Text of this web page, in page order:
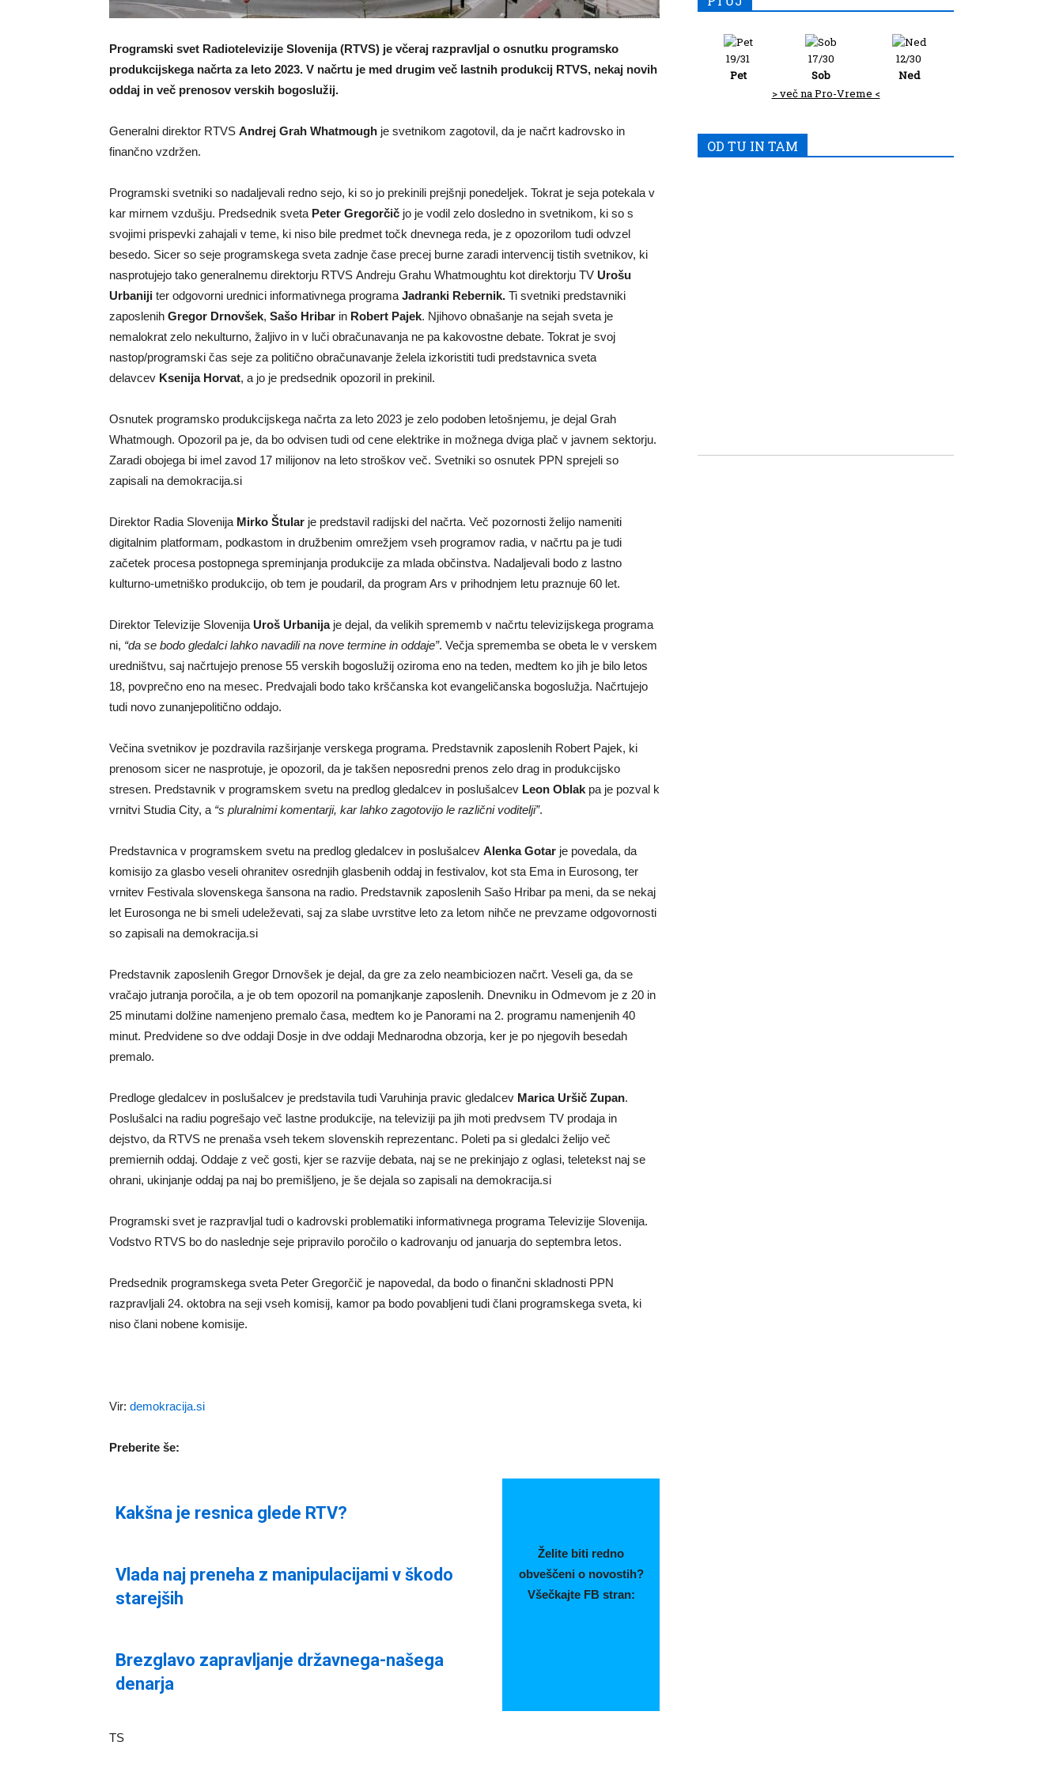
Programski svet Radiotelevizije Slovenija (RTVS) je včeraj razpravljal o osnutku programsko
produkcijskega načrta za leto 2023. V načrtu je med drugim več lastnih produkcij RTVS, nekaj novih
oddaj in več prenosov verskih bogoslužij.
Generalni direktor RTVS Andrej Grah Whatmough je svetnikom zagotovil, da je načrt kadrovsko in
finančno vzdržen.
Programski svetniki so nadaljevali redno sejo, ki so jo prekinili prejšnji ponedeljek. Tokrat je seja potekala v
kar mirnem vzdušju. Predsednik sveta Peter Gregorčič jo je vodil zelo dosledno in svetnikom, ki so s
svojimi prispevki zahajali v teme, ki niso bile predmet točk dnevnega reda, je z opozorilom tudi odvzel
besedo. Sicer so seje programskega sveta zadnje čase precej burne zaradi intervencij tistih svetnikov, ki
nasprotujejo tako generalnemu direktorju RTVS Andreju Grahu Whatmoughtu kot direktorju TV Urošu
Urbaniji ter odgovorni urednici informativnega programa Jadranki Rebernik. Ti svetniki predstavniki
zaposlenih Gregor Drnovšek, Sašo Hribar in Robert Pajek. Njihovo obnašanje na sejah sveta je
nemalokrat zelo nekulturno, žaljivo in v luči obračunavanja ne pa kakovostne debate. Tokrat je svoj
nastop/programski čas seje za politično obračunavanje želela izkoristiti tudi predstavnica sveta
delavcev Ksenija Horvat, a jo je predsednik opozoril in prekinil.
Osnutek programsko produkcijskega načrta za leto 2023 je zelo podoben letošnjemu, je dejal Grah
Whatmough. Opozoril pa je, da bo odvisen tudi od cene elektrike in možnega dviga plač v javnem sektorju.
Zaradi obojega bi imel zavod 17 milijonov na leto stroškov več. Svetniki so osnutek PPN sprejeli so
zapisali na demokracija.si
Direktor Radia Slovenija Mirko Štular je predstavil radijski del načrta. Več pozornosti želijo nameniti
digitalnim platformam, podkastom in družbenim omrežjem vseh programov radia, v načrtu pa je tudi
začetek procesa postopnega spreminjanja produkcije za mlada občinstva. Nadaljevali bodo z lastno
kulturno-umetniško produkcijo, ob tem je poudaril, da program Ars v prihodnjem letu praznuje 60 let.
Direktor Televizije Slovenija Uroš Urbanija je dejal, da velikih sprememb v načrtu televizijskega programa
ni, “da se bodo gledalci lahko navadili na nove termine in oddaje”. Večja sprememba se obeta le v verskem
uredništvu, saj načrtujejo prenose 55 verskih bogoslužij oziroma eno na teden, medtem ko jih je bilo letos
18, povprečno eno na mesec. Predvajali bodo tako krščanska kot evangeličanska bogoslužja. Načrtujejo
tudi novo zunanjepolitično oddajo.
Večina svetnikov je pozdravila razširjanje verskega programa. Predstavnik zaposlenih Robert Pajek, ki
prenosom sicer ne nasprotuje, je opozoril, da je takšen neposredni prenos zelo drag in produkcijsko
stresen. Predstavnik v programskem svetu na predlog gledalcev in poslušalcev Leon Oblak pa je pozval k
vrnitvi Studia City, a “s pluralnimi komentarji, kar lahko zagotovijo le različni voditelji”.
Predstavnica v programskem svetu na predlog gledalcev in poslušalcev Alenka Gotar je povedala, da
komisijo za glasbo veseli ohranitev osrednjih glasbenih oddaj in festivalov, kot sta Ema in Eurosong, ter
vrnitev Festivala slovenskega šansona na radio. Predstavnik zaposlenih Sašo Hribar pa meni, da se nekaj
let Eurosonga ne bi smeli udeleževati, saj za slabe uvrstitve leto za letom nihče ne prevzame odgovornosti
so zapisali na demokracija.si
Predstavnik zaposlenih Gregor Drnovšek je dejal, da gre za zelo neambiciozen načrt. Veseli ga, da se
vračajo jutranja poročila, a je ob tem opozoril na pomanjkanje zaposlenih. Dnevniku in Odmevom je z 20 in
25 minutami dolžine namenjeno premalo časa, medtem ko je Panorami na 2. programu namenjenih 40
minut. Predvidene so dve oddaji Dosje in dve oddaji Mednarodna obzorja, ker je po njegovih besedah
premalo.
Predloge gledalcev in poslušalcev je predstavila tudi Varuhinja pravic gledalcev Marica Uršič Zupan.
Poslušalci na radiu pogrešajo več lastne produkcije, na televiziji pa jih moti predvsem TV prodaja in
dejstvo, da RTVS ne prenaša vseh tekem slovenskih reprezentanc. Poleti pa si gledalci želijo več
premiernih oddaj. Oddaje z več gosti, kjer se razvije debata, naj se ne prekinjajo z oglasi, teletekst naj se
ohrani, ukinjanje oddaj pa naj bo premišljeno, je še dejala so zapisali na demokracija.si
Programski svet je razpravljal tudi o kadrovski problematiki informativnega programa Televizije Slovenija.
Vodstvo RTVS bo do naslednje seje pripravilo poročilo o kadrovanju od januarja do septembra letos.
Predsednik programskega sveta Peter Gregorčič je napovedal, da bodo o finančni skladnosti PPN
razpravljali 24. oktobra na seji vseh komisij, kamor pa bodo povabljeni tudi člani programskega sveta, ki
niso člani nobene komisije.
Vir: demokracija.si
Preberite še:
Kakšna je resnica glede RTV?
Želite biti redno
obveščeni o novostih?
Všečkajte FB stran:
Vlada naj preneha z manipulacijami v škodo
starejših
Brezglavo zapravljanje državnega-našega
denarja
TS
19/31
Pet
17/30
Sob
12/30
Ned
> več na Pro-Vreme <
OD TU IN TAM